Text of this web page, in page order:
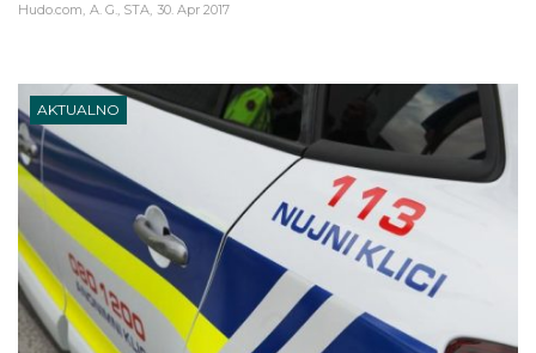
Hudo.com A. G., STA 30. Apr 2017
AKTUALNO